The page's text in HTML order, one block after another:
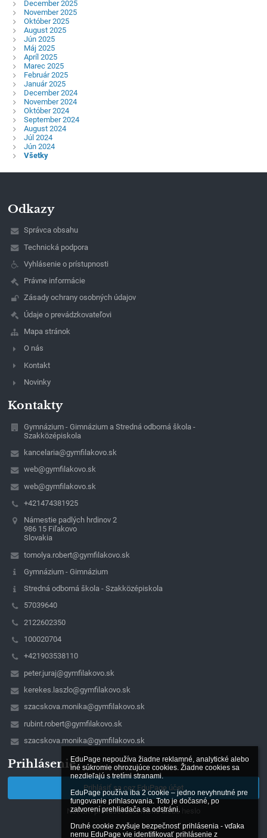
EduPage nepoužíva žiadne reklamné, analytické alebo
iné súkromie ohrozujúce cookies. Žiadne cookies sa
nezdieľajú s tretími stranami.
EduPage používa iba 2 cookie – jedno nevyhnutné pre
fungovanie prihlasovania. Toto je dočasné, po
zatvorení prehliadača sa odstráni.
Druhé cookie zvyšuje bezpečnosť prihlásenia - vďaka
nemu EduPage vie identifikovať prihlásenie z
December 2025
November 2025
Október 2025
August 2025
Jún 2025
Máj 2025
Apríl 2025
Marec 2025
Február 2025
Január 2025
December 2024
November 2024
Október 2024
September 2024
August 2024
Júl 2024
Jún 2024
Všetky
Odkazy
Správca obsahu
Technická podpora
Vyhlásenie o prístupnosti
Právne informácie
Zásady ochrany osobných údajov
Údaje o prevádzkovateľovi
Mapa stránok
O nás
Kontakt
Novinky
Kontakty
Gymnázium - Gimnázium a Stredná odborná škola -
Szakközépiskola
kancelaria@gymfilakovo.sk
web@gymfilakovo.sk
web@gymfilakovo.sk
+421474381925
Námestie padlých hrdinov 2
986 15 Fiľakovo
Slovakia
tomolya.robert@gymfilakovo.sk
Gymnázium - Gimnázium
Stredná odborná škola - Szakközépiskola
57039640
2122602350
100020704
+421903538110
peter.juraj@gymfilakovo.sk
kerekes.laszlo@gymfilakovo.sk
szacskova.monika@gymfilakovo.sk
rubint.robert@gymfilakovo.sk
szacskova.monika@gymfilakovo.sk
Prihlásenie
Prihlásiť sa cez EduPage účet
Neviem prihlasovacie meno alebo heslo